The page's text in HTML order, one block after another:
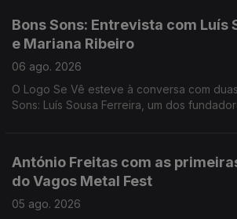
Bons Sons: Entrevista com Luís
e Mariana Ribeiro
06 ago. 2026
O Logo Se Vê esteve à conversa com
Sons: Luís Sousa Ferreira, um dos
António Freitas com as
do Vagos Metal Fest
05 ago. 2026